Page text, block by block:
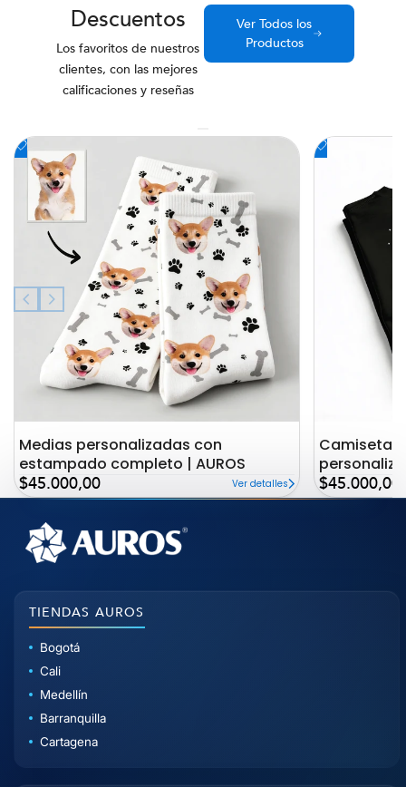
Descuentos
Los favoritos de nuestros
clientes, con las mejores
calificaciones y reseñas
Ver Todos los
Productos
Añadir
a
lista
deseos
Medias personalizadas con
estampado completo | AUROS
Precio
de
$45.000,00 Ver detalles
Añadir
lista
de
deseos
Camiseta
AUROS
Precio
de
$45.000,00
TIENDAS AUROS
Bogotá
Cali
Medellín
Barranquilla
Cartagena